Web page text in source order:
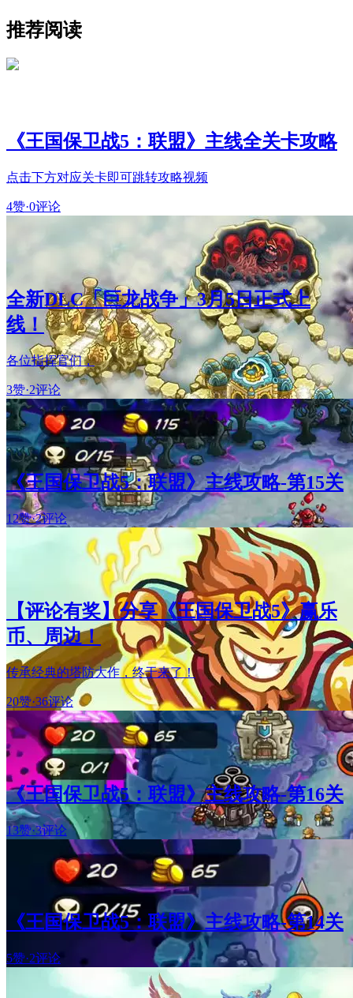
推荐阅读
《王国保卫战5：联盟》主线全关卡攻略
点击下方对应关卡即可跳转攻略视频
4赞·0评论
全新DLC「巨龙战争」3月5日正式上
线！
各位指挥官们，
3赞·2评论
《王国保卫战5：联盟》主线攻略-第15关
12赞·2评论
【评论有奖】分享《王国保卫战5》赢乐
币、周边！
传承经典的塔防大作，终于来了！
20赞·36评论
《王国保卫战5：联盟》主线攻略-第16关
13赞·3评论
《王国保卫战5：联盟》主线攻略-第14关
5赞·2评论